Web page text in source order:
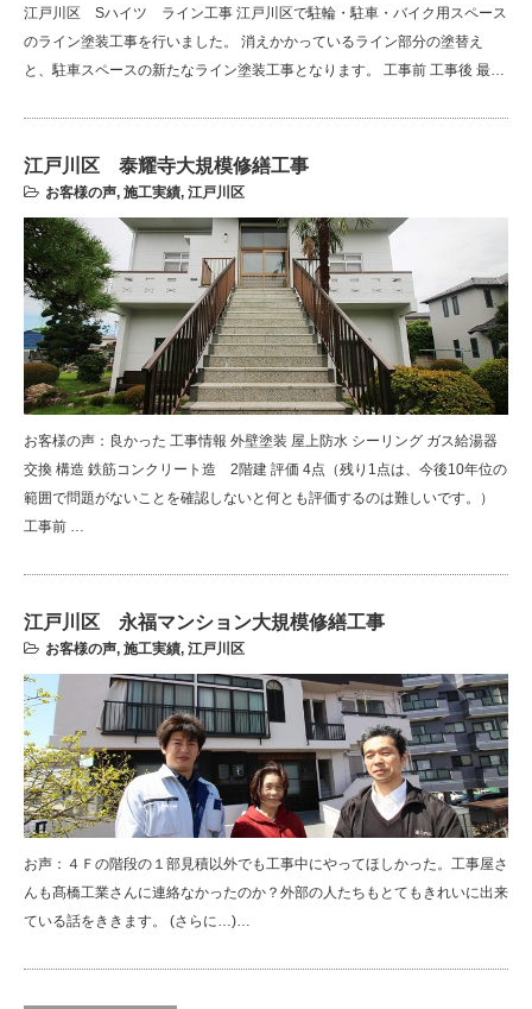
江戸川区 Sハイツ ライン工事 江戸川区で駐輪・駐車・バイク用スペース
のライン塗装工事を行いました。 消えかかっているライン部分の塗替え
と、駐車スペースの新たなライン塗装工事となります。 工事前 工事後 最…
江戸川区 泰耀寺大規模修繕工事
お客様の声, 施工実績, 江戸川区
お客様の声：良かった 工事情報 外壁塗装 屋上防水 シーリング ガス給湯器
交換 構造 鉄筋コンクリート造 2階建 評価 4点（残り1点は、今後10年位の
範囲で問題がないことを確認しないと何とも評価するのは難しいです。）
工事前 …
江戸川区 永福マンション大規模修繕工事
お客様の声, 施工実績, 江戸川区
お声：４Ｆの階段の１部見積以外でも工事中にやってほしかった。工事屋さ
んも髙橋工業さんに連絡なかったのか？外部の人たちもとてもきれいに出来
ている話をききます。 (さらに…)…